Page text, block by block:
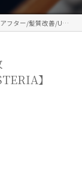
/ULTOWA【銀座・美容室WISTERIA】
】